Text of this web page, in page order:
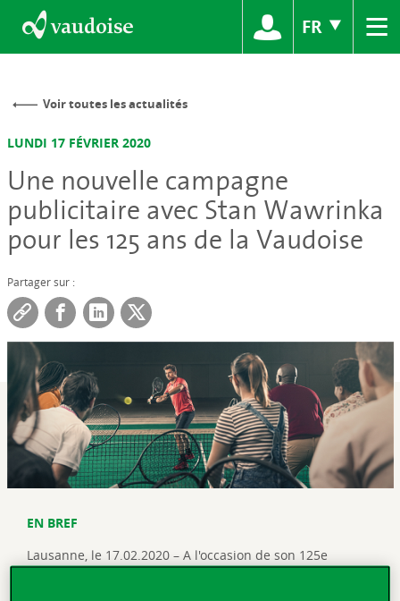
FR ≡
Voir toutes les actualités
LUNDI 17 FÉVRIER 2020
Une nouvelle campagne
publicitaire avec Stan Wawrinka
pour les 125 ans de la Vaudoise
Partager sur :
EN BREF
Lausanne, le 17.02.2020 – A l'occasion de son 125e
anniversaire en 2020, la Vaudoise s'adjoint les services du